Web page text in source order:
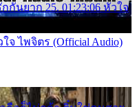
กันยาก 25. 01:23:06 หัวใจ
จ ไพจิตร (Official Audio)